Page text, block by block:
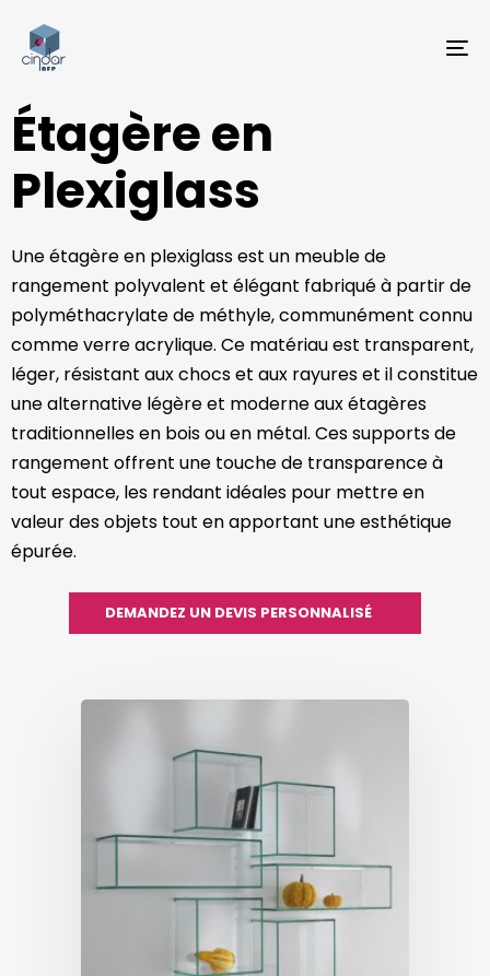
Étagère en
Plexiglass
Une étagère en plexiglass est un meuble de
rangement polyvalent et élégant fabriqué à partir de
polyméthacrylate de méthyle, communément connu
comme verre acrylique. Ce matériau est transparent,
léger, résistant aux chocs et aux rayures et il constitue
une alternative légère et moderne aux étagères
traditionnelles en bois ou en métal. Ces supports de
rangement offrent une touche de transparence à
tout espace, les rendant idéales pour mettre en
valeur des objets tout en apportant une esthétique
épurée.
DEMANDEZ UN DEVIS PERSONNALISÉ